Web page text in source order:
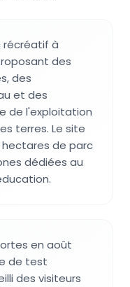
récréatif à
des
des
et des
de l'exploitation
terres. Le site
hectares de parc
dédiées au
en août
de test
des visiteurs